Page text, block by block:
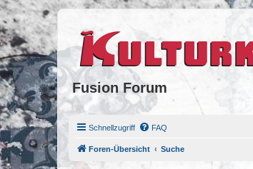
Fusion Forum
Schnellzugriff FAQ
Foren-Übersicht Suche